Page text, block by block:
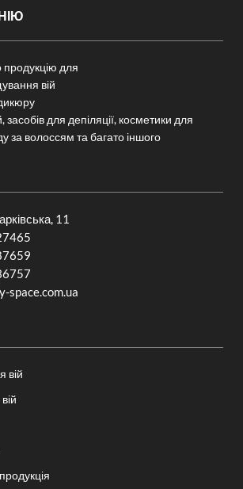
для
вій
засобів для депіляції, косметики для
за волоссям та багато іншого
11
space.com.ua
вій